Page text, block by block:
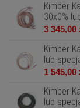
Kimber
30x0%
3 345,00
Kimber
lub
1 545,00
Kimber
lub